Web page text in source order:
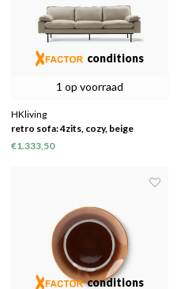
1 op voorraad
conditions
HKliving
retro sofa: 4zits, cozy, beige
€1.333,50
conditions